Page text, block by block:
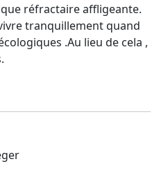
réfractaire affligeante.
tranquillement quand
.Au lieu de cela ,